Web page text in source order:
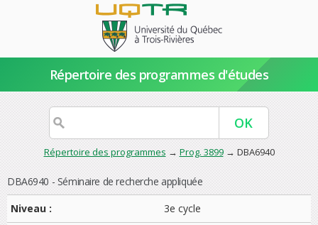
Répertoire des programmes d'études
Répertoire des programmes → Prog. 3899→ DBA6940
DBA6940 - Séminaire de recherche appliquée
Niveau :
3e cycle